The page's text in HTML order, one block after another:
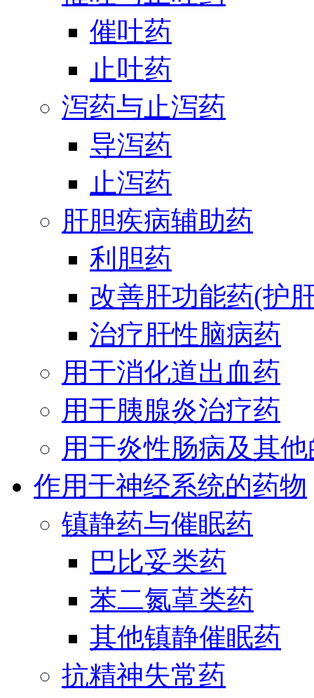
催吐药
止吐药
泻药与止泻药
导泻药
止泻药
肝胆疾病辅助药
利胆药
改善肝功能药(护
治疗肝性脑病药
用于消化道出血药
用于胰腺炎治疗药
用于炎性肠病及其
作用于神经系统的药物
镇静药与催眠药
巴比妥类药
苯二氮䓬类药
其他镇静催眠药
抗精神失常药